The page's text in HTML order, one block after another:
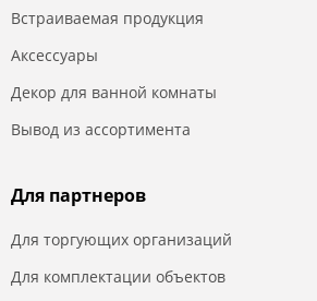
Встраиваемая продукция
Аксессуары
Декор для ванной комнаты
Вывод из ассортимента
Для партнеров
Для торгующих организаций
Для комплектации объектов